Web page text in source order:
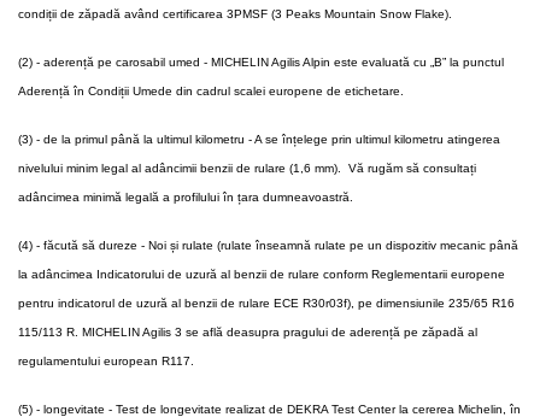
condiții de zăpadă având certificarea 3PMSF (3 Peaks Mountain Snow Flake).
(2) - aderență pe carosabil umed - MICHELIN Agilis Alpin este evaluată cu „B” la punctul
Aderență în Condiții Umede din cadrul scalei europene de etichetare.
(3) - de la primul până la ultimul kilometru - A se înțelege prin ultimul kilometru atingerea
nivelului minim legal al adâncimii benzii de rulare (1,6 mm). Vă rugăm să consultați
adâncimea minimă legală a profilului în țara dumneavoastră.
(4) - făcută să dureze - Noi și rulate (rulate înseamnă rulate pe un dispozitiv mecanic până
la adâncimea Indicatorului de uzură al benzii de rulare conform Reglementarii europene
pentru indicatorul de uzură al benzii de rulare ECE R30r03f), pe dimensiunile 235/65 R16
115/113 R. MICHELIN Agilis 3 se află deasupra pragului de aderență pe zăpadă al
regulamentului european R117.
(5) - longevitate - Test de longevitate realizat de DEKRA Test Center la cererea Michelin, în